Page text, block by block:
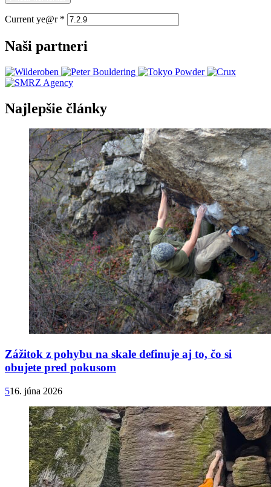
Current ye@r *
Naši partneri
Najlepšie články
Zážitok z pohybu na skale definuje aj to, čo si
obujete pred pokusom
516. júna 2026